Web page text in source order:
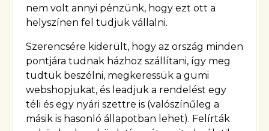
nem volt annyi pénzünk, hogy ezt ott a
helyszínen fel tudjuk vállalni.
Szerencsére kiderült, hogy az ország minden
pontjára tudnak házhoz szállítani, így meg
tudtuk beszélni, megkeressük a gumi
webshopjukat, és leadjuk a rendelést egy
téli és egy nyári szettre is (valószínűleg a
másik is hasonló állapotban lehet). Felírták